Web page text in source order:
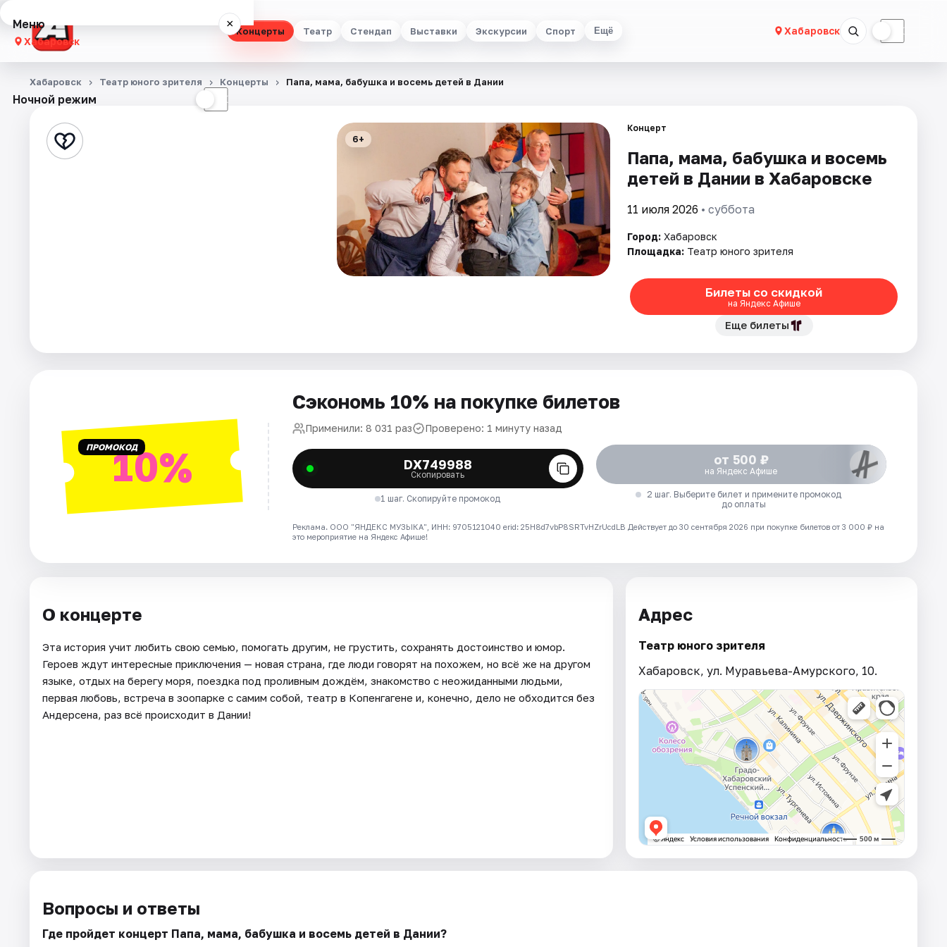
Концерты Театр Стендап Выставки Экскурсии Спорт Ещё Хабаровск ☾
Меню ×
Хабаровск
Концерты
Стендап
Площадки
Ночной режим ☾
Хабаровск Театр юного зрителя Концерты Папа, мама, бабушка и восемь детей в Дании
6+
Концерт
Папа, мама, бабушка и восемь
детей в Дании в Хабаровске
11 июля 2026 • суббота
Город: Хабаровск
Площадка: Театр юного зрителя
Билеты со скидкой
на Яндекс Афише
Еще билеты
ПРОМОКОД10%
Сэкономь 10% на покупке билетов
Применили: 8 031 раз Проверено: 1 минуту назад
DX749988
Скопировать
1 шаг. Скопируйте промокод
от 500 ₽
на Яндекс Афише
2 шаг. Выберите билет и примените промокод
до оплаты
Реклама. ООО "ЯНДЕКС МУЗЫКА", ИНН: 9705121040 erid: 25H8d7vbP8SRTvHZrUcdLB Действует до 30 сентября 2026 при покупке билетов от 3 000 ₽ на
это мероприятие на Яндекс Афише!
О концерте
Эта история учит любить свою семью, помогать другим, не грустить, сохранять достоинство и юмор.
Героев ждут интересные приключения — новая страна, где люди говорят на похожем, но всё же на другом
языке, отдых на берегу моря, поездка под проливным дождём, знакомство с неожиданными людьми,
первая любовь, встреча в зоопарке с самим собой, театр в Копенгагене и, конечно, дело не обходится без
Андерсена, раз всё происходит в Дании!
Адрес
Театр юного зрителя
Хабаровск, ул. Муравьева-Амурского, 10.
Вопросы и ответы
Где пройдет концерт Папа, мама, бабушка и восемь детей в Дании?